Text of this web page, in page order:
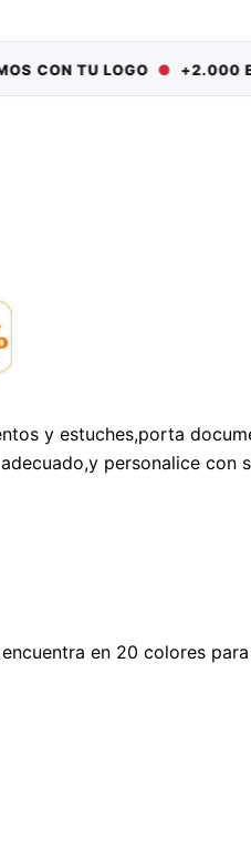
TU LOGO ●+2.000
y estuches,porta
personalice con
en 20 colores